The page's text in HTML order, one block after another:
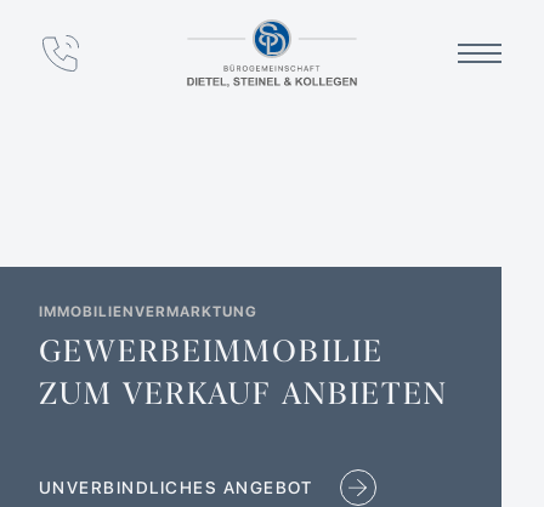
IMMOBILIENVERMARKTUNG
GEWERBEIMMOBILIE
ZUM VERKAUF ANBIETEN
UNVERBINDLICHES ANGEBOT